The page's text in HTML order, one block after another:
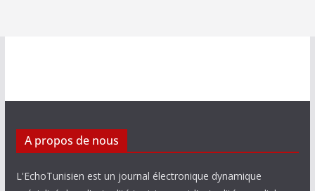
A propos de nous
L'EchoTunisien est un journal électronique dynamique